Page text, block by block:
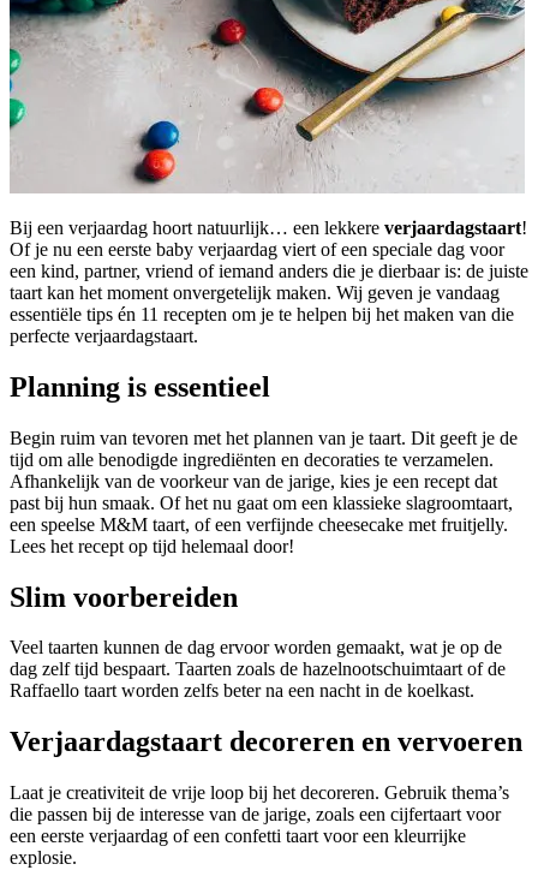
Bij een verjaardag hoort natuurlijk… een lekkere verjaardagstaart!
Of je nu een eerste baby verjaardag viert of een speciale dag voor
een kind, partner, vriend of iemand anders die je dierbaar is: de juiste
taart kan het moment onvergetelijk maken. Wij geven je vandaag
essentiële tips én 11 recepten om je te helpen bij het maken van die
perfecte verjaardagstaart.
Planning is essentieel
Begin ruim van tevoren met het plannen van je taart. Dit geeft je de
tijd om alle benodigde ingrediënten en decoraties te verzamelen.
Afhankelijk van de voorkeur van de jarige, kies je een recept dat
past bij hun smaak. Of het nu gaat om een klassieke slagroomtaart,
een speelse M&M taart, of een verfijnde cheesecake met fruitjelly.
Lees het recept op tijd helemaal door!
Slim voorbereiden
Veel taarten kunnen de dag ervoor worden gemaakt, wat je op de
dag zelf tijd bespaart. Taarten zoals de hazelnootschuimtaart of de
Raffaello taart worden zelfs beter na een nacht in de koelkast.
Verjaardagstaart decoreren en vervoeren
Laat je creativiteit de vrije loop bij het decoreren. Gebruik thema’s
die passen bij de interesse van de jarige, zoals een cijfertaart voor
een eerste verjaardag of een confetti taart voor een kleurrijke
explosie.